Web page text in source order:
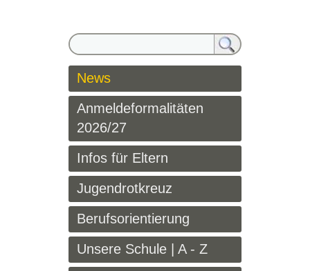
News
Anmeldeformalitäten
2026/27
Infos für Eltern
Jugendrotkreuz
Berufsorientierung
Unsere Schule | A - Z